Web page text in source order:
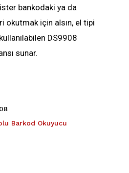
bankodaki ya da
okutmak için alsın, el tipi
DS9908
sunar.
Barkod Okuyucu